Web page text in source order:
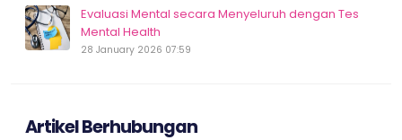
Evaluasi Mental secara Menyeluruh dengan Tes
Mental Health
28 January 2026 07:59
Artikel Berhubungan